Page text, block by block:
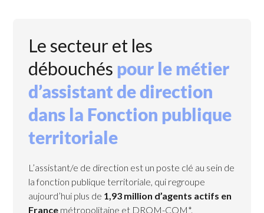
Le secteur et les
débouchés pour le métier
d’assistant de direction
dans la Fonction publique
territoriale
L’assistant/e de direction est un poste clé au sein de
la fonction publique territoriale, qui regroupe
aujourd’hui plus de 1,93 million d’agents actifs en
France métropolitaine et DROM-COM*.